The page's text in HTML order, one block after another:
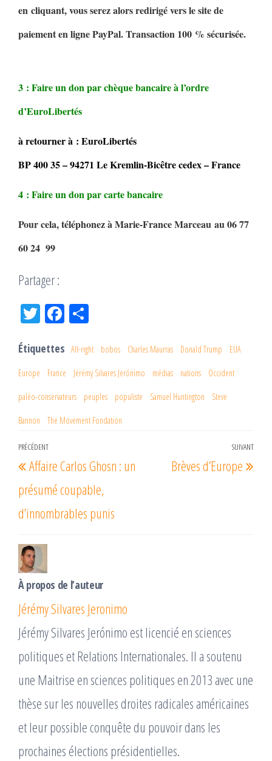
en cliquant, vous serez alors redirigé vers le site de
paiement en ligne PayPal. Transaction 100 % sécurisée.
3 : Faire un don par chèque bancaire à l’ordre
d’EuroLibertés
à retourner à : EuroLibertés
BP 400 35 – 94271 Le Kremlin-Bicêtre cedex – France
4 : Faire un don par carte bancaire
Pour cela, téléphonez à Marie-France Marceau au 06 77
60 24 99
Partager :
Tw
er
Fac
oo
k
ge
r
Étiquettes Alt-right bobos Charles Maurras Donald Trump EUA
Europe France Jérémy Silvares Jerónimo médias nations Occident
paléo-conservateurs peuples populiste Samuel Huntington Steve
Bannon The Movement Fondation
Navigation
de
l’article
Article
précédent
PRÉCÉDENT
Affaire Carlos Ghosn : un
présumé coupable,
d’innombrables punis
SUIVANT
Brèves d’Europe
À propos de l’auteur
Jérémy Silvares Jeronimo
Jérémy Silvares Jerónimo est licencié en sciences
politiques et Relations Internationales. Il a soutenu
une Maitrise en sciences politiques en 2013 avec une
thèse sur les nouvelles droites radicales américaines
et leur possible conquête du pouvoir dans les
prochaines élections présidentielles.